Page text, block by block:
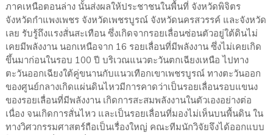
ภาคเหนือตอนล่าง นั้นส่งผลให้ประชาชนในพื้นที่ จังหวัดพิจิตร
จังหวัดกำแพงเพชร จังหวัดเพชรบูรณ์ จังหวัดนครสวรรค์ และจังหวัด
เลย รับรู้ถึงแรงสั่นสะเทือน ซึ่งเกิดจากรอยเลื่อนซ่อนตัวอยู่ใต้ดินไม่
เคยมีพลังงาน นอกเหนือจาก 16 รอยเลื่อนที่มีพลังงาน ซึ่งไม่เคยเกิด
ขึ้นมาก่อนในรอบ 100 ปี บริเวณแนวตะวันตกเฉียงเหนือ ไปทาง
ตะวันออกเฉียงใต้คู่ขนานกับแนวเทือกเขาเพชรบูรณ์ ทางตะวันออก
ของศูนย์กลางเกิดแผ่นดินไหวมีการคาดว่าเป็นรอยเลื่อนรอบแขนง
ของรอยเลื่อนที่มีพลังงาน เกิดการสะสมพลังงานในตัวเองอย่างต่อ
เนื่อง จนเกิดการสั่นไหว และเป็นรอยเลื่อนที่มองไม่เห็นบนพื้นดิน ใน
ทางวิศวกรรมศาสตร์ถือเป็นเรื่องใหญ่ คณะทีมนักวิจัยจึงได้ออกแบบ